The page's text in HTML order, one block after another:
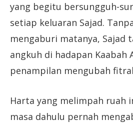
yang begitu bersungguh-
setiap keluaran Sajad.
mengaburi matanya, Sajad
angkuh di hadapan Kaabah
penampilan mengubah
Harta yang melimpah ruah
masa dahulu pernah